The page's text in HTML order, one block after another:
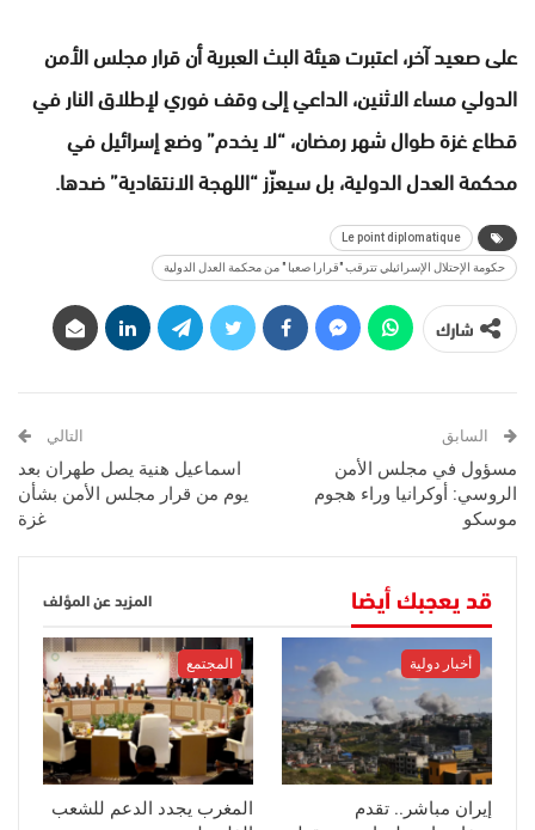
على صعيد آخر، اعتبرت هيئة البث العبرية أن قرار مجلس الأمن
الدولي مساء الاثنين، الداعي إلى وقف فوري لإطلاق النار في
قطاع غزة طوال شهر رمضان، “لا يخدم” وضع إسرائيل في
محكمة العدل الدولية، بل سيعزّز “اللهجة الانتقادية” ضدها.
Le point diplomatique
حكومة الإحتلال الإسرائيلي تترقب "قرارا صعبا " من محكمة العدل الدولية
شارك
السابق
مسؤول في مجلس الأمن
الروسي: أوكرانيا وراء هجوم
موسكو
التالي
اسماعيل هنية يصل طهران بعد
يوم من قرار مجلس الأمن بشأن
غزة
قد يعجبك أيضا المزيد عن المؤلف
أخبار دولية
إيران مباشر.. تقدم
المجتمع
المغرب يجدد الدعم للشعب